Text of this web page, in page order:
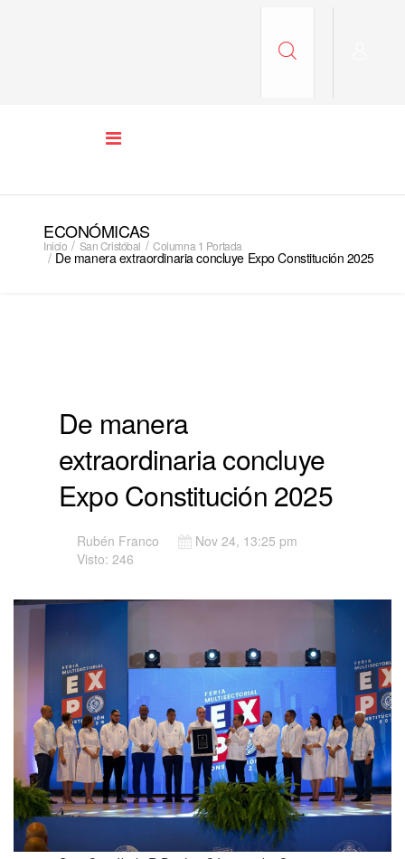
ECONÓMICAS
Inicio San Cristóbal Columna 1 Portada
De manera extraordinaria concluye Expo Constitución 2025
De manera
extraordinaria concluye
Expo Constitución 2025
Rubén Franco
Nov 24, 13:25 pm
Visto: 246